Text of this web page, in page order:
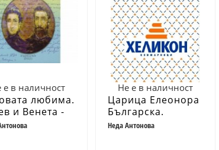
е в наличност
любима.
и Венета -
на века
Не е в наличност
Царица Елеонора
Българска.
Документален
Неда Антонова